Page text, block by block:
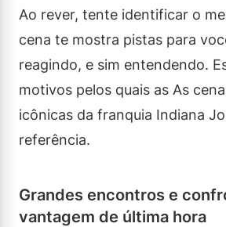
Ao rever, tente identificar o
cena te mostra pistas para
reagindo, e sim entendendo.
motivos pelos quais as As
icônicas da franquia Indiana
referência.
Grandes encontros e
vantagem de última hora